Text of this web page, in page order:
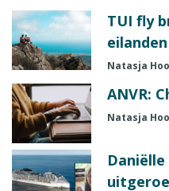
TUI fly
Natasja
ANVR:
Natasja